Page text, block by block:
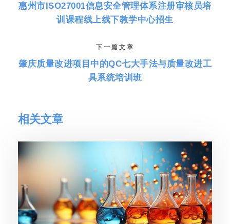
惠州市ISO27001信息安全管理体系注册审核员培
训课程线上线下教学中心招生
下一篇文章
肇庆质量改进项目中的QC七大手法与质量改进工
具系统培训班
相关文章